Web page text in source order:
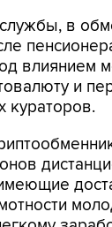
в
влиянием
и
кураторов.